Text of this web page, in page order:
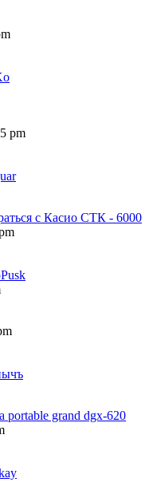
pm
с Касио СТК - 6000
portable grand dgx-620